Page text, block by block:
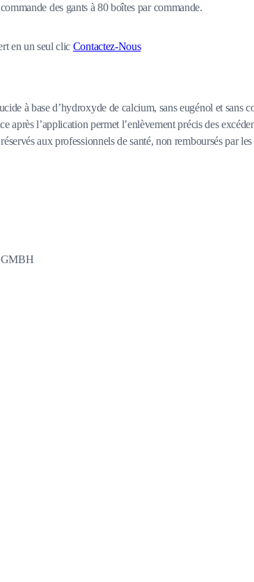
des gants à 80 boîtes par commande.
en un seul clic Contactez-Nous
à base d’hydroxyde de calcium, sans eugénol et
après l’application permet l’enlèvement précis des
aux professionnels de santé, non remboursés par